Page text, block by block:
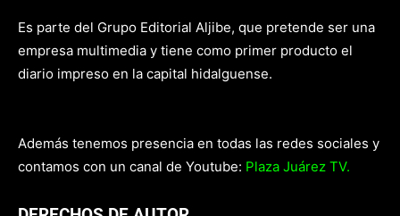
Es parte del Grupo Editorial Aljibe, que pretende ser una
empresa multimedia y tiene como primer producto el
diario impreso en la capital hidalguense.
Además tenemos presencia en todas las redes sociales y
contamos con un canal de Youtube: Plaza Juárez TV.